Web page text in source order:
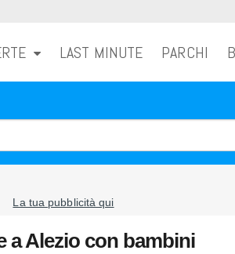
LAST MINUTE PARCHI
La tua pubblicità qui
a Alezio con bambini